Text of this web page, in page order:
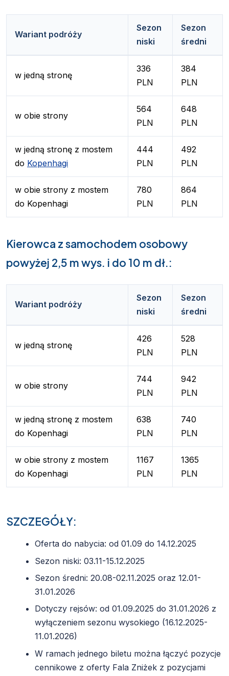
Wariant podróży
Sezon
niski
Sezon
średni
w jedną stronę
336
PLN
384
PLN
w obie strony
564
PLN
648
PLN
w jedną stronę z mostem
do Kopenhagi
444
PLN
492
PLN
w obie strony z mostem
do Kopenhagi
780
PLN
864
PLN
Kierowca z samochodem osobowy
powyżej 2,5 m wys. i do 10 m dł.:
Wariant podróży
Sezon
niski
Sezon
średni
w jedną stronę
426
PLN
528
PLN
w obie strony
744
PLN
942
PLN
w jedną stronę z mostem
do Kopenhagi
638
PLN
740
PLN
w obie strony z mostem
do Kopenhagi
1167
PLN
1365
PLN
SZCZEGÓŁY:
Oferta do nabycia: od 01.09 do 14.12.2025
Sezon niski: 03.11-15.12.2025
Sezon średni: 20.08-02.11.2025 oraz 12.01-
31.01.2026
Dotyczy rejsów: od 01.09.2025 do 31.01.2026 z
wyłączeniem sezonu wysokiego (16.12.2025-
11.01.2026)
W ramach jednego biletu można łączyć pozycje
cennikowe z oferty Fala Zniżek z pozycjami